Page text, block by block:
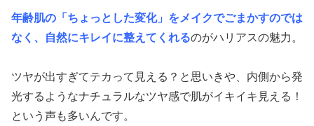
年齢肌の「ちょっとした変化」をメイクでごまかすのでは
なく、自然にキレイに整えてくれるのがハリアスの魅力。
ツヤが出すぎてテカって見える？と思いきや、内側から発
光するようなナチュラルなツヤ感で肌がイキイキ見える！
という声も多いんです。